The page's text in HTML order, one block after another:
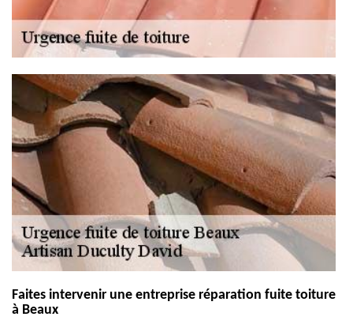
Faites intervenir une entreprise réparation fuite toiture
à Beaux